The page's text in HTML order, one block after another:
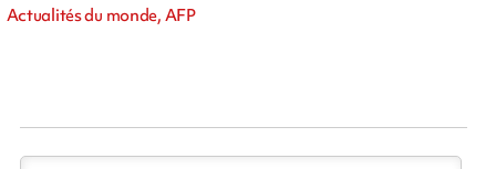
Actualités du monde, AFP